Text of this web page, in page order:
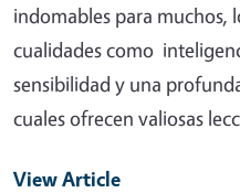
indomables para muchos,
cualidades como
sensibilidad y una
cuales ofrecen valiosas
View Article